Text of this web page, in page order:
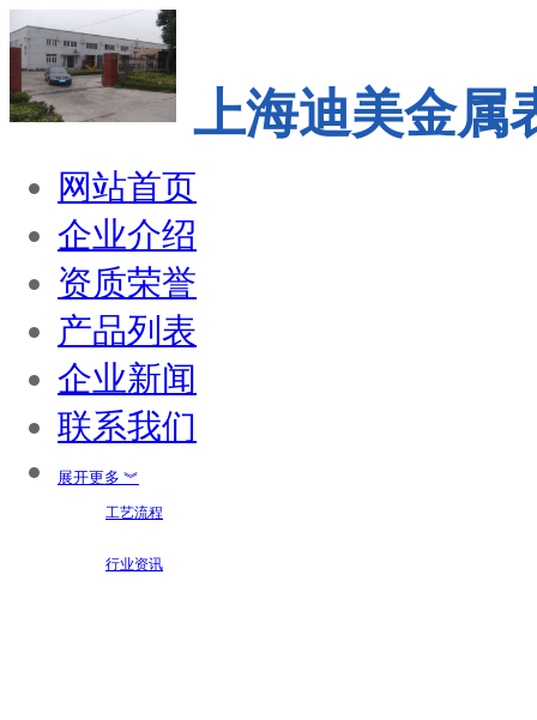
上海迪美金属
网站首页
企业介绍
资质荣誉
产品列表
企业新闻
联系我们
展开更多 ︾
工艺流程
行业资讯